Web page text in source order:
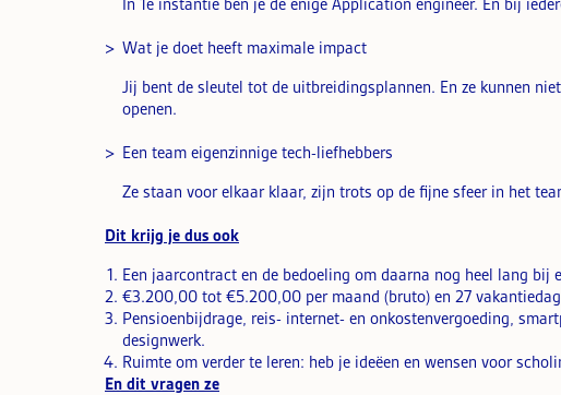
In 1e instantie ben je de enige Application engineer. En bij
Wat je doet heeft maximale impact
Jij bent de sleutel tot de uitbreidingsplannen. En ze kunnen
openen.
Een team eigenzinnige tech-liefhebbers
Ze staan voor elkaar klaar, zijn trots op de fijne sfeer in het
Dit krijg je dus ook
Een jaarcontract en de bedoeling om daarna nog heel lang bij
€3.200,00 tot €5.200,00 per maand (bruto) en 27
Pensioenbijdrage, reis- internet- en onkostenvergoeding,
designwerk.
Ruimte om verder te leren: heb je ideëen en wensen voor
En dit vragen ze